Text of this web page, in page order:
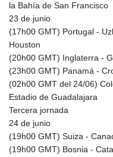
la Bahía de San Francisco
23 de junio
(17h00 GMT) Portugal -
Houston
(20h00 GMT) Inglaterra -
(23h00 GMT) Panamá -
(02h00 GMT del 24/06)
Estadio de Guadalajara
Tercera jornada
24 de junio
(19h00 GMT) Suiza -
(19h00 GMT) Bosnia -